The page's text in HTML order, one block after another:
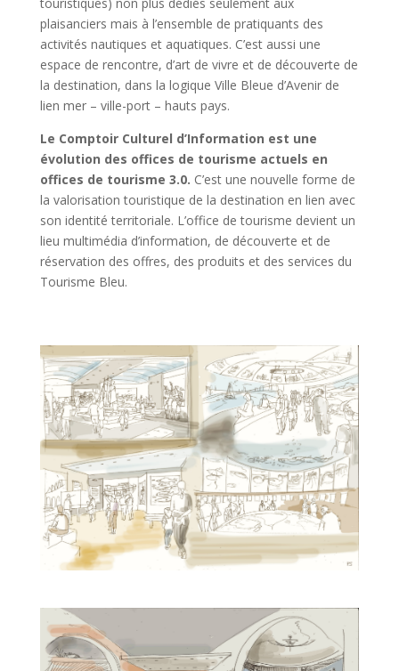
plaisanciers mais à l’ensemble de pratiquants des
activités nautiques et aquatiques. C’est aussi une
espace de rencontre, d’art de vivre et de découverte de
la destination, dans la logique Ville Bleue d’Avenir de
lien mer – ville-port – hauts pays.
Le Comptoir Culturel d’Information est une
évolution des offices de tourisme actuels en
offices de tourisme 3.0. C’est une nouvelle forme de
la valorisation touristique de la destination en lien avec
son identité territoriale. L’office de tourisme devient un
lieu multimédia d’information, de découverte et de
réservation des offres, des produits et des services du
Tourisme Bleu.